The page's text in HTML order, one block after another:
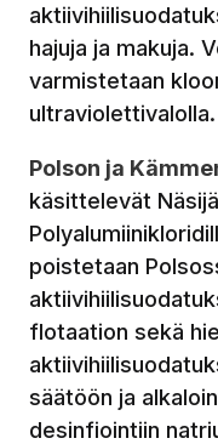
hajuja ja makuja.
varmistetaan
ultraviolettivalolla.
Polson ja
käsittelevät
poistetaan
flotaation sekä
säätöön ja
desinfiointiin